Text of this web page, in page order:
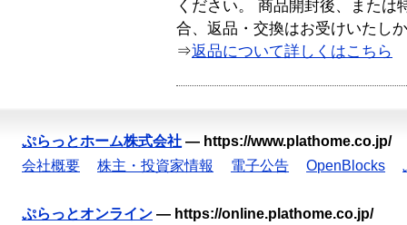
ください。 商品開封後、または
合、返品・交換はお受けいたし
⇒返品について詳しくはこちら
ぷらっとホーム株式会社 — https://www.plathome.co.jp/
会社概要
株主・投資家情報 電子公告 OpenBlocks
ぷらっとオンライン — https://online.plathome.co.jp/